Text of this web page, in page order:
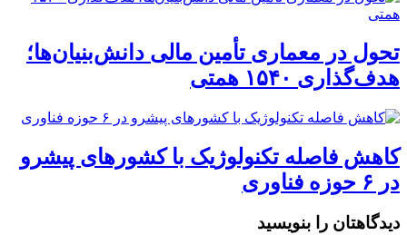
تحول در معماری تأمین مالی دانش‌بنیان‌ها؛
هدف‌گذاری ۱۵۴۰ همتی
کاهش فاصله تکنولوژیک با کشورهای پیشرو
در ۶ حوزه‌ فناوری
دیدگاهتان را بنویسید